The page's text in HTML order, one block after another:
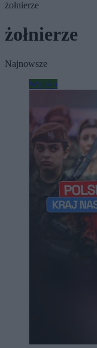
żołnierze
żołnierze
Najnowsze
Wojsko